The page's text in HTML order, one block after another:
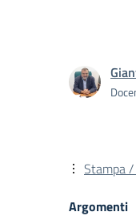
Stampa /
Argomenti